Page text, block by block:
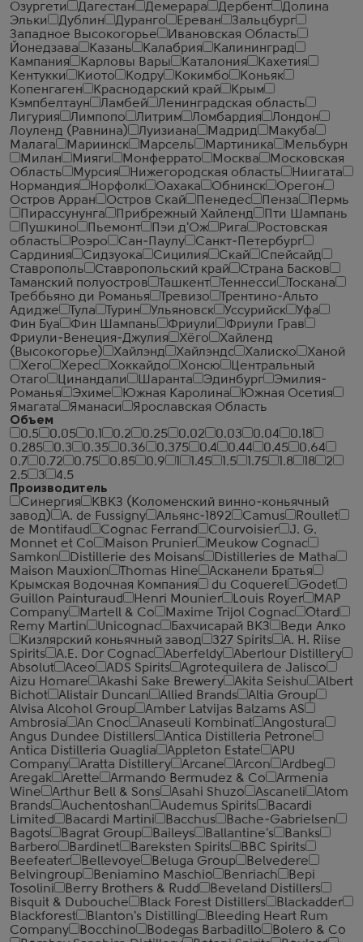
Озургети
Дагестан Демерара Дербент
Долина
Эльки
Дублин Дуранго Ереван
Зальцбург
Западное Высокогорье
Ивановская Область
Йонедзава
Казань Калабрия
Калининград
Кампания
Карловы Вары Каталония
Кахетия
Кентукки
Киото Кодру Кокимбо
Коньяк
Копенгаген
Краснодарский край
Крым
Кэмпбелтаун
Ламбей
Ленинградская область
Лигурия
Лимпопо Литрим Ломбардия
Лондон
Лоуленд (Равнина)
Луизиана Мадрид
Макуба
Малага
Мариинск Марсель Мартиника
Мельбурн
Милан
Мияги Монферрато Москва
Московская
Область
Мурсия Нижегородская область
Ниигата
Нормандия
Норфолк Оахака Обнинск
Орегон
Остров Арран
Остров Скай Пенедес Пенза
Пермь
Пирассунунга
Прибрежный Хайленд
Пти Шампань
Пушкино
Пьемонт Пэи д'Ож Рига
Ростовская
область
Роэро Сан-Паулу
Санкт-Петербург
Сардиния
Сидзуока Сицилия Скай
Спейсайд
Ставрополь
Ставропольский край
Страна Басков
Таманский полуостров
Ташкент Теннесси
Тоскана
Треббьяно ди Романья
Тревизо
Трентино-Альто
Адидже
Тула Турин Ульяновск Уссурийск
Уфа
Фин Буа
Фин Шампань Фриули
Фриули Грав
Фриули-Венеция-Джулия
Хёго
Хайленд
(Высокогорье)
Хайлэнд Хайлэндс Халиско
Ханой
Хего
Херес Хоккайдо Хонсю
Центральный
Отаго
Цинандали Шаранта Эдинбург
Эмилия-
Романья
Эхиме Южная Каролина
Южная Осетия
Ямагата
Яманаси
Ярославская Область
Объем
0.5
0.05 0.1 0.2 0.25 0.02 0.03 0.04
0.18
0.285
0.3 0.35 0.36 0.375 0.4 0.44 0.45
0.64
0.7
0.72 0.75 0.85 0.9 1.45 1.5 1.75 1.8 18
2
2.5
3
4.5
Производитель
Синергия
КВКЗ (Коломенский винно-коньячный
завод)
A. de Fussigny Альянс-1892 Camus
Roullet
de Montifaud
Cognac Ferrand Courvoisier
J. G.
Monnet et Co
Maison Prunier
Meukow Cognac
Samkon
Distillerie des Moisans
Distilleries de Matha
Maison Mauxion
Thomas Hine
Асканели Братья
Крымская Водочная Компания
du Coquerel
Godet
Guillon Painturaud
Henri Mounier Louis Royer
MAP
Company
Martell & Co Maxime Trijol Cognac
Otard
Remy Martin
Unicognac Бахчисарай ВКЗ
Веди Алко
Кизлярский коньячный завод
327 Spirits
A. H. Riise
Spirits
A.E. Dor Cognac Aberfeldy
Aberlour Distillery
Absolut
Aceo ADS Spirits
Agrotequilera de Jalisco
Aizu Homare
Akashi Sake Brewery Akita Seishu
Albert
Bichot
Alistair Duncan Allied Brands
Altia Group
Alvisa Alcohol Group
Amber Latvijas Balzams AS
Ambrosia
An Cnoc Anaseuli Kombinat
Angostura
Angus Dundee Distillers
Antica Distilleria Petrone
Antica Distilleria Quaglia
Appleton Estate
APU
Company
Aratta Distillery Arcane Arcon
Ardbeg
Aregak
Arette Armando Bermudez & Co
Armenia
Wine
Arthur Bell & Sons Asahi Shuzo Ascaneli
Atom
Brands
Auchentoshan Audemus Spirits
Bacardi
Limited
Bacardi Martini Bacchus
Bache-Gabrielsen
Bagots
Bagrat Group Baileys Ballantine's
Banks
Barbero
Bardinet Bareksten Spirits
BBC Spirits
Beefeater
Bellevoye Beluga Group
Belvedere
Belvingroup
Beniamino Maschio Benriach
Bepi
Tosolini
Berry Brothers & Rudd
Beveland Distillers
Bisquit & Dubouche
Black Forest Distillers
Blackadder
Blackforest
Blanton's Distilling
Bleeding Heart Rum
Company
Bocchino Bodegas Barbadillo
Bolero & Co